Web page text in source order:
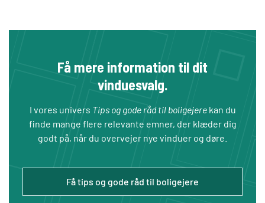
Få mere information til dit
vinduesvalg.
I vores univers Tips og gode råd til boligejerekan du
finde mange flere relevante emner, der klæder dig
godt på, når du overvejer nye vinduer og døre.
Få tips og gode råd til boligejere